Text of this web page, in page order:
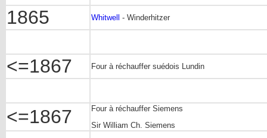
1865 Whitwell - Winderhitzer
<=1867 Four à réchauffer suédois Lundin
<=1867
Four à réchauffer Siemens
Sir William Ch. Siemens